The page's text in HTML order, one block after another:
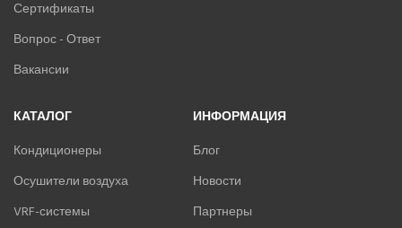
Сертификаты
Вопрос - Ответ
Вакансии
КАТАЛОГ
Кондиционеры
Осушители воздуха
VRF-системы
ИНФОРМАЦИЯ
Блог
Новости
Партнеры